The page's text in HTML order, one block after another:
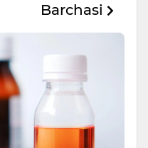
Barchasi